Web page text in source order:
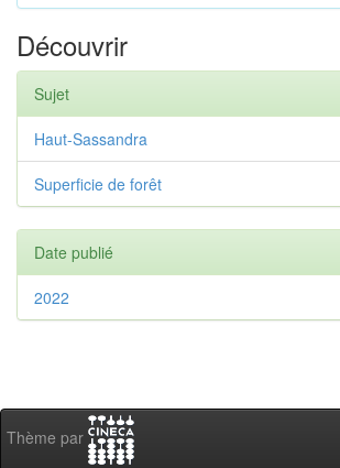
Découvrir
Sujet
Haut-Sassandra
Superficie de forêt
Date publié
2022
Thème par